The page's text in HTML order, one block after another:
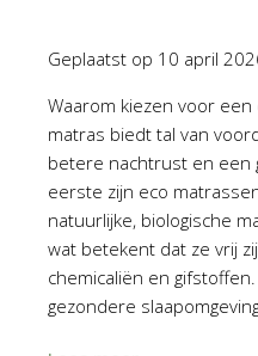
Geplaatst op 10 april
Waarom kiezen voor een
matras biedt tal van
betere nachtrust en een
eerste zijn eco
natuurlijke, biologische
wat betekent dat ze vrij
chemicaliën en
gezondere